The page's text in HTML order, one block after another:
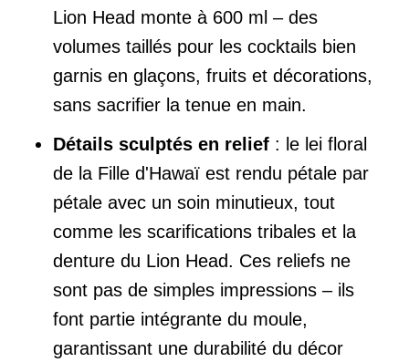
Lion Head monte à 600 ml – des
volumes taillés pour les cocktails bien
garnis en glaçons, fruits et décorations,
sans sacrifier la tenue en main.
Détails sculptés en relief : le lei floral
de la Fille d'Hawaï est rendu pétale par
pétale avec un soin minutieux, tout
comme les scarifications tribales et la
denture du Lion Head. Ces reliefs ne
sont pas de simples impressions – ils
font partie intégrante du moule,
garantissant une durabilité du décor